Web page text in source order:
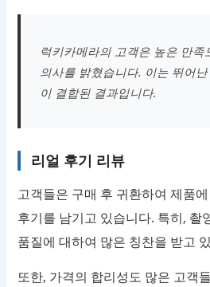
럭키카메라의 고객은 높은 만족
의사를 밝혔습니다. 이는 뛰어
이 결합된 결과입니다.
리얼 후기 리뷰
고객들은 구매 후 귀환하여 제품
후기를 남기고 있습니다. 특히, 촬
품질에 대하여 많은 칭찬을 받고
또한, 가격의 합리성도 많은 고객